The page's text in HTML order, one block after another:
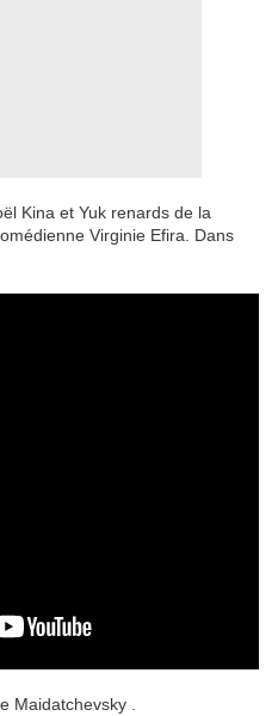
Kina et Yuk renards de la
Virginie Efira. Dans
Maidatchevsky .